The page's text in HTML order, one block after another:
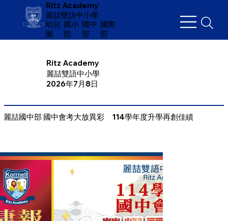
Ritz Academy
麗喆雙語中小學
幼兒
園
​國小
部
國中
部
國際
部
Ritz Academy
麗喆雙語中小學
2026年7月8日
麗喆國中部 國中會考大放異彩 114學年度升學再創佳績